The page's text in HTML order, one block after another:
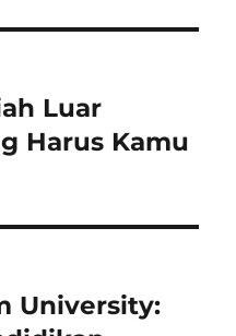
Luar
Harus Kamu
University: